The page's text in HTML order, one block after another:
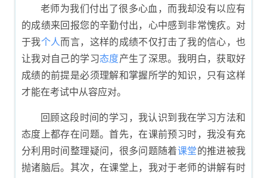
老师为我们付出了很多心血，而我却没有以应有
的成绩来回报您的辛勤付出，心中感到非常愧疚。对
于我个人而言，这样的成绩不仅打击了我的信心，也
让我对自己的学习态度产生了深思。我明白，获取好
成绩的前提是必须理解和掌握所学的知识，只有这样
才能在考试中从容应对。
回顾这段时间的学习，我认识到我在学习方法和
态度上都存在问题。首先，在课前预习时，我没有充
分利用时间整理疑问，很多问题随着课堂的推进被我
抛诸脑后。其次，在课堂上，我对于老师的讲解有时